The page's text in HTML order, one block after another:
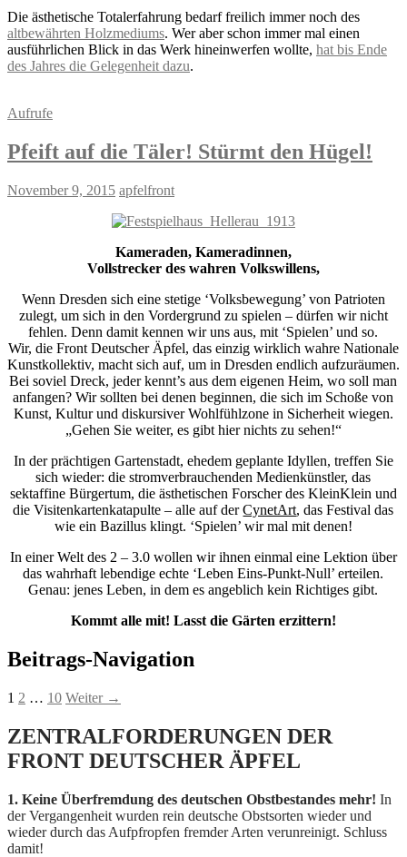
Die ästhetische Totalerfahrung bedarf freilich immer noch des
altbewährten Holzmediums. Wer aber schon immer mal einen
ausführlichen Blick in das Werk hineinwerfen wollte, hat bis Ende
des Jahres die Gelegenheit dazu.
Aufrufe
Pfeift auf die Täler! Stürmt den Hügel!
November 9, 2015 apfelfront
Kameraden, Kameradinnen,
Vollstrecker des wahren Volkswillens,
Wenn Dresden sich eine stetige ‘Volksbewegung’ von Patrioten
zulegt, um sich in den Vordergrund zu spielen – dürfen wir nicht
fehlen. Denn damit kennen wir uns aus, mit ‘Spielen’ und so.
Wir, die Front Deutscher Äpfel, das einzig wirklich wahre Nationale
Kunstkollektiv, macht sich auf, um in Dresden endlich aufzuräumen.
Bei soviel Dreck, jeder kennt’s aus dem eigenen Heim, wo soll man
anfangen? Wir sollten bei denen beginnen, die sich im Schoße von
Kunst, Kultur und diskursiver Wohlfühlzone in Sicherheit wiegen.
„Gehen Sie weiter, es gibt hier nichts zu sehen!“
In der prächtigen Gartenstadt, ehedem geplante Idyllen, treffen Sie
sich wieder: die stromverbrauchenden Medienkünstler, das
sektaffine Bürgertum, die ästhetischen Forscher des KleinKlein und
die Visitenkartenkatapulte – alle auf derCynetArt, das Festival das
wie ein Bazillus klingt. ‘Spielen’ wir mal mit denen!
In einer Welt des 2 – 3.0 wollen wir ihnen einmal eine Lektion über
das wahrhaft lebendige echte ‘Leben Eins-Punkt-Null’ erteilen.
Genau: jenes Leben, in dem es angeblich kein Richtiges gibt.
Kommt alle mit! Lasst die Gärten erzittern!
Beitrags-Navigation
1 2 … 10 Weiter →
ZENTRALFORDERUNGEN DER
FRONT DEUTSCHER ÄPFEL
1. Keine Überfremdung des deutschen Obstbestandes mehr! In
der Vergangenheit wurden rein deutsche Obstsorten wieder und
wieder durch das Aufpfropfen fremder Arten verunreinigt. Schluss
damit!